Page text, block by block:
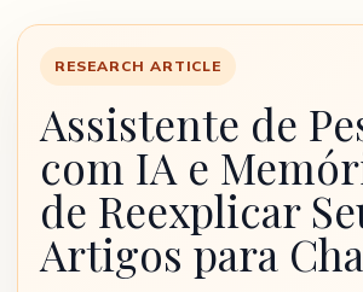
RESEARCH ARTICLE
Assistente de
com IA e
de Reexplicar
Artigos para